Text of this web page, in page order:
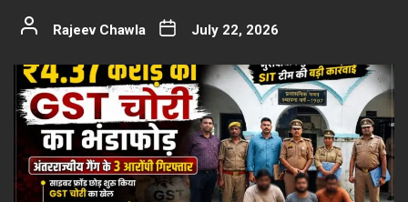
Rajeev Chawla July 22, 2026